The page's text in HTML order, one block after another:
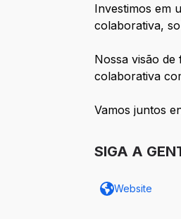
Investimos em
colaborativa,
Nossa visão
colaborativa
Vamos juntos
SIGA A
Website